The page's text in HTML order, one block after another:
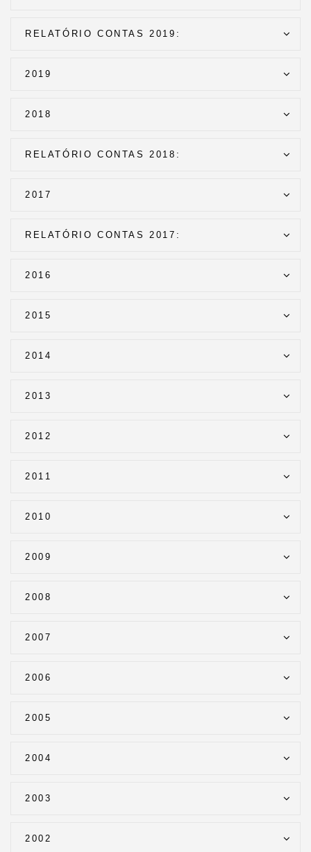
RELATÓRIO CONTAS 2019:
2019
2018
RELATÓRIO CONTAS 2018:
2017
RELATÓRIO CONTAS 2017:
2016
2015
2014
2013
2012
2011
2010
2009
2008
2007
2006
2005
2004
2003
2002